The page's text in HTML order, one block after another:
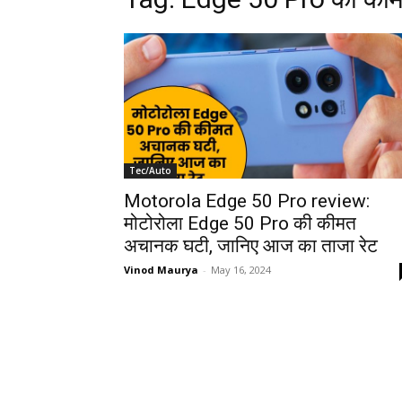
Tec/Auto
Motorola Edge 50 Pro review:
मोटोरोला Edge 50 Pro की कीमत
अचानक घटी, जानिए आज का ताजा रेट
Vinod Maurya - May 16, 2024